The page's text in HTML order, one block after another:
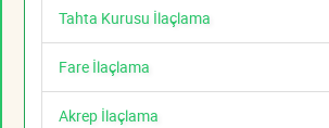
Tahta Kurusu İlaçlama
Fare İlaçlama
Akrep İlaçlama